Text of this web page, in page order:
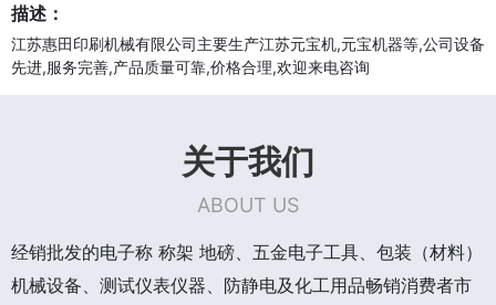
描述：
江苏惠田印刷机械有限公司主要生产江苏元宝机,元宝机器等,公司设备
先进,服务完善,产品质量可靠,价格合理,欢迎来电咨询
关于我们
ABOUT US
经销批发的电子称 称架 地磅、五金电子工具、包装（材料）
机械设备、测试仪表仪器、防静电及化工用品畅销消费者市